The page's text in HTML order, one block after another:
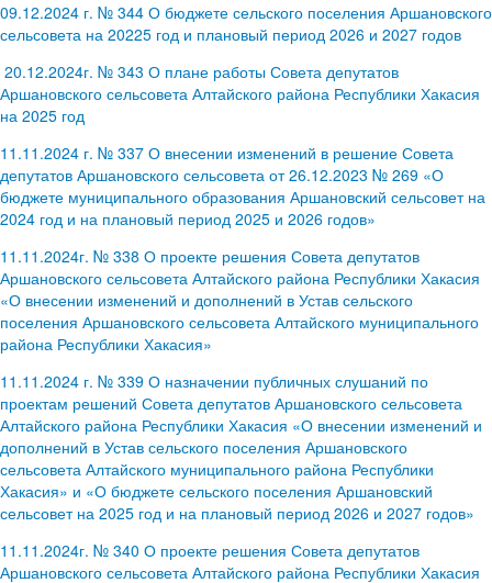
09.12.2024 г. № 344 О бюджете сельского поселения Аршановского
сельсовета на 20225 год и плановый период 2026 и 2027 годов
20.12.2024г. № 343 О плане работы Совета депутатов
Аршановского сельсовета Алтайского района Республики Хакасия
на 2025 год
11.11.2024 г. № 337 О внесении изменений в решение Совета
депутатов Аршановского сельсовета от 26.12.2023 № 269 «О
бюджете муниципального образования Аршановский сельсовет на
2024 год и на плановый период 2025 и 2026 годов»
11.11.2024г. № 338 О проекте решения Совета депутатов
Аршановского сельсовета Алтайского района Республики Хакасия
«О внесении изменений и дополнений в Устав сельского
поселения Аршановского сельсовета Алтайского муниципального
района Республики Хакасия»
11.11.2024 г. № 339 О назначении публичных слушаний по
проектам решений Совета депутатов Аршановского сельсовета
Алтайского района Республики Хакасия «О внесении изменений и
дополнений в Устав сельского поселения Аршановского
сельсовета Алтайского муниципального района Республики
Хакасия» и «О бюджете сельского поселения Аршановский
сельсовет на 2025 год и на плановый период 2026 и 2027 годов»
11.11.2024г. № 340 О проекте решения Совета депутатов
Аршановского сельсовета Алтайского района Республики Хакасия